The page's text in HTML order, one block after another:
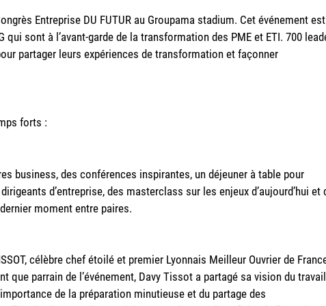
Entreprise DU FUTUR au Groupama stadium. Cet événement
sont à l’avant-garde de la transformation des PME et ETI. 700
partager leurs expériences de transformation et façonner
forts :
business, des conférences inspirantes, un déjeuner à table pour
d’entreprise, des masterclass sur les enjeux d’aujourd’hui et
moment entre paires.
célèbre chef étoilé et premier Lyonnais Meilleur Ouvrier de
que parrain de l’événement, Davy Tissot a partagé sa vision du travail
de la préparation minutieuse et du partage des